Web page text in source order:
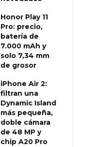
Honor Play 11
Pro: precio,
batería de
7.000 mAh y
solo 7,34 mm
de grosor
iPhone Air 2:
filtran una
Dynamic Island
más pequeña,
doble cámara
de 48 MP y
chip A20 Pro